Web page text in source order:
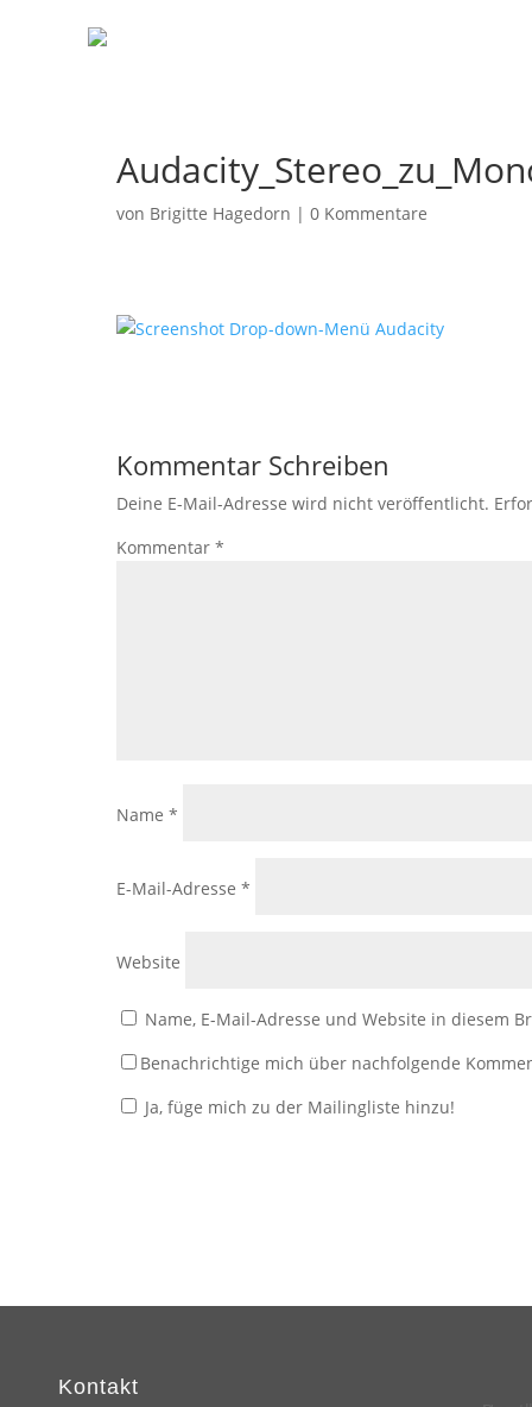
von Brigitte Hagedorn | 0 Kommentare
Kommentar Schreiben
Deine E-Mail-Adresse wird nicht veröffentlicht.
Kommentar *
Name *
E-Mail-Adresse *
Website
Name, E-Mail-Adresse und Website in diesem
Benachrichtige mich über nachfolgende
Ja, füge mich zu der Mailingliste hinzu!
Kontakt